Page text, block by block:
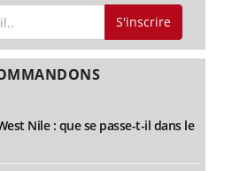
S'inscrire
Nile : que se passe-t-il dans le